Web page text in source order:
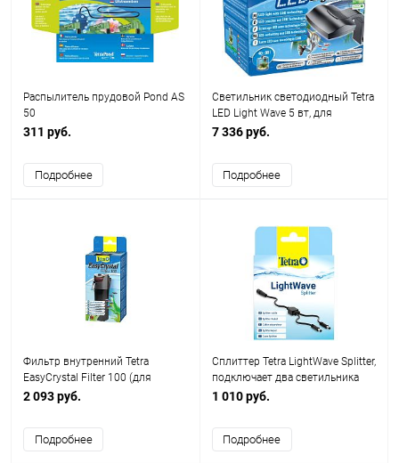
Распылитель прудовой Pond AS
50
311 руб.
Подробнее
Светильник светодиодный Tetra
LED Light Wave 5 вт, для
аквариумов 20-40 л
7 336 руб.
Подробнее
Фильтр внутренний Tetra
EasyCrystal Filter 100 (для
аквариума 5-15л)
2 093 руб.
Подробнее
Сплиттер Tetra LightWave Splitter,
подключает два светильника
Tetra LightWave
1 010 руб.
Подробнее